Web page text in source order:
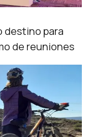
destino para
de reuniones